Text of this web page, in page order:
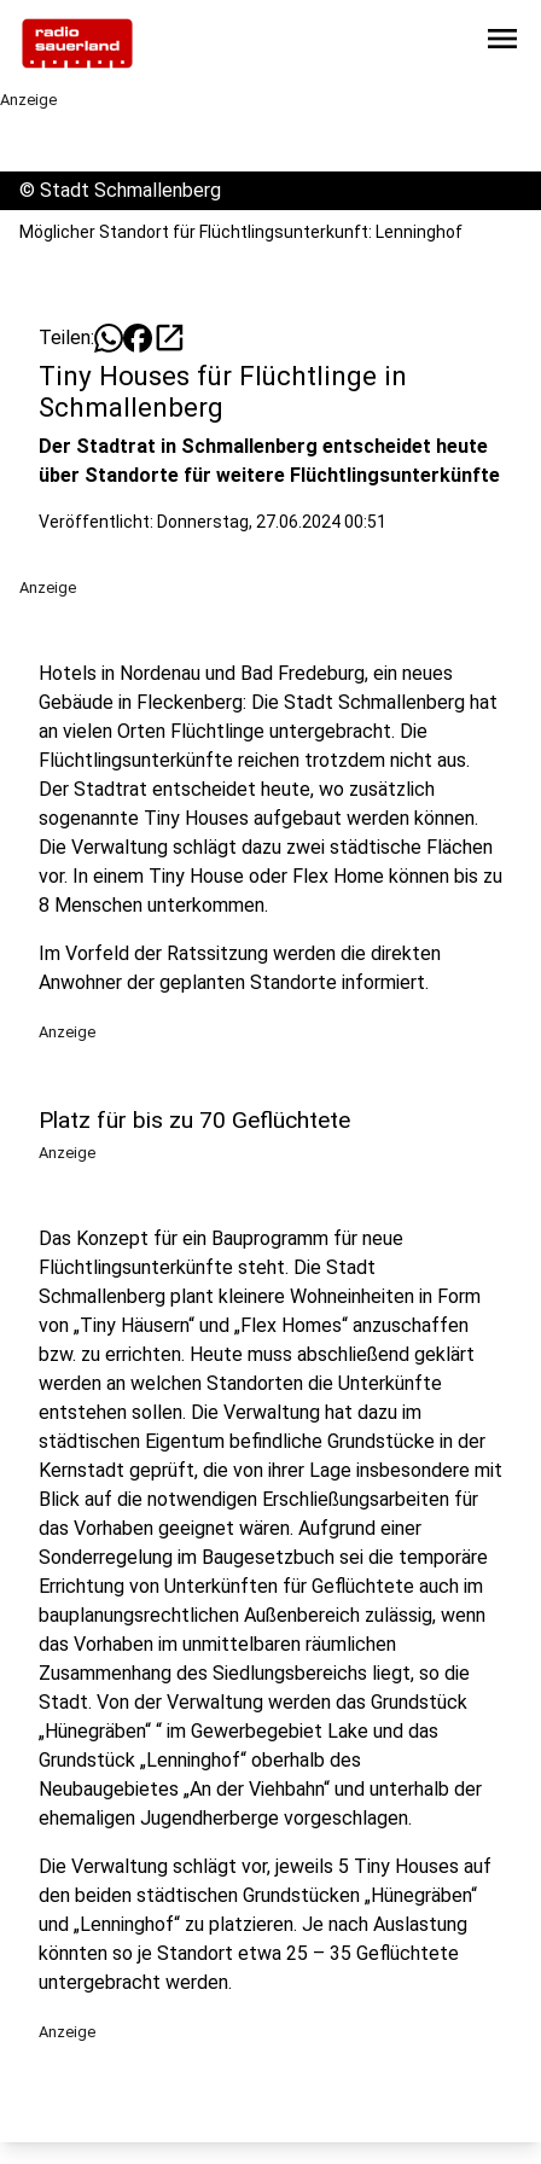
menu
Anzeige
© Stadt Schmallenberg
Möglicher Standort für Flüchtlingsunterkunft: Lenninghof
Teilen: open_in_new
Tiny Houses für Flüchtlinge in
Schmallenberg
Der Stadtrat in Schmallenberg entscheidet heute
über Standorte für weitere Flüchtlingsunterkünfte
Veröffentlicht: Donnerstag, 27.06.2024 00:51
Anzeige
Hotels in Nordenau und Bad Fredeburg, ein neues
Gebäude in Fleckenberg: Die Stadt Schmallenberg hat
an vielen Orten Flüchtlinge untergebracht. Die
Flüchtlingsunterkünfte reichen trotzdem nicht aus.
Der Stadtrat entscheidet heute, wo zusätzlich
sogenannte Tiny Houses aufgebaut werden können.
Die Verwaltung schlägt dazu zwei städtische Flächen
vor. In einem Tiny House oder Flex Home können bis zu
8 Menschen unterkommen.
Im Vorfeld der Ratssitzung werden die direkten
Anwohner der geplanten Standorte informiert.
Anzeige
Platz für bis zu 70 Geflüchtete
Anzeige
Das Konzept für ein Bauprogramm für neue
Flüchtlingsunterkünfte steht. Die Stadt
Schmallenberg plant kleinere Wohneinheiten in Form
von „Tiny Häusern“ und „Flex Homes“ anzuschaffen
bzw. zu errichten. Heute muss abschließend geklärt
werden an welchen Standorten die Unterkünfte
entstehen sollen. Die Verwaltung hat dazu im
städtischen Eigentum befindliche Grundstücke in der
Kernstadt geprüft, die von ihrer Lage insbesondere mit
Blick auf die notwendigen Erschließungsarbeiten für
das Vorhaben geeignet wären. Aufgrund einer
Sonderregelung im Baugesetzbuch sei die temporäre
Errichtung von Unterkünften für Geflüchtete auch im
bauplanungsrechtlichen Außenbereich zulässig, wenn
das Vorhaben im unmittelbaren räumlichen
Zusammenhang des Siedlungsbereichs liegt, so die
Stadt. Von der Verwaltung werden das Grundstück
„Hünegräben“ “ im Gewerbegebiet Lake und das
Grundstück „Lenninghof“ oberhalb des
Neubaugebietes „An der Viehbahn“ und unterhalb der
ehemaligen Jugendherberge vorgeschlagen.
Die Verwaltung schlägt vor, jeweils 5 Tiny Houses auf
den beiden städtischen Grundstücken „Hünegräben“
und „Lenninghof“ zu platzieren. Je nach Auslastung
könnten so je Standort etwa 25 – 35 Geflüchtete
untergebracht werden.
Anzeige